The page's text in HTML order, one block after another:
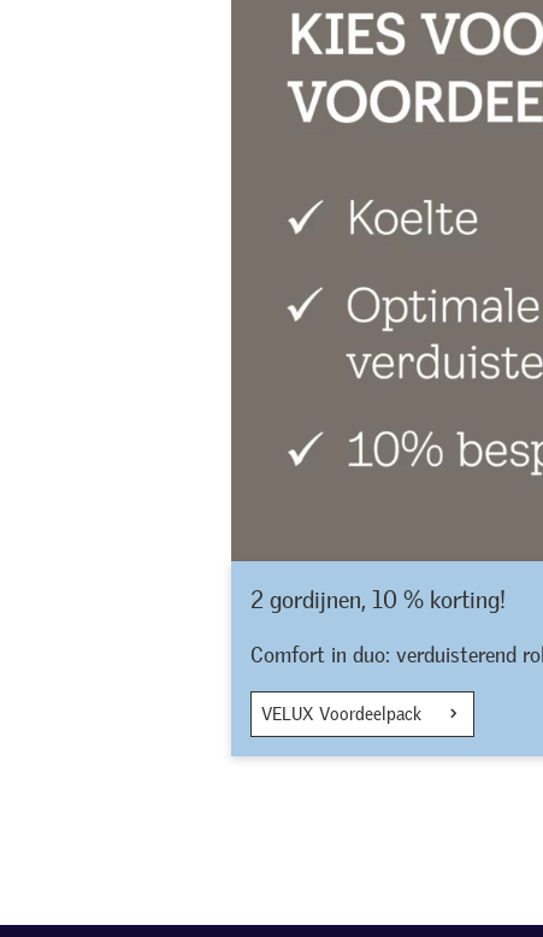
2 gordijnen, 10 % korting!
Comfort in duo: verduisterend
VELUX Voordeelpack